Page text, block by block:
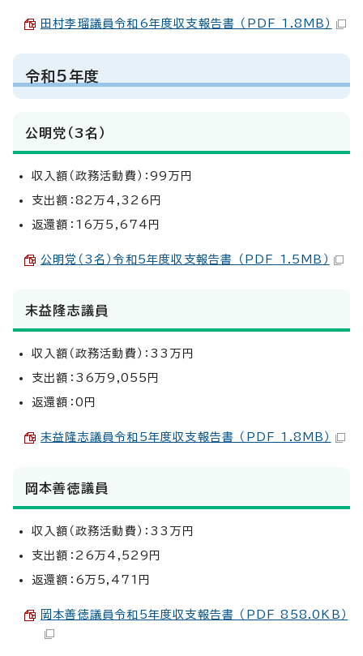
田村李瑠議員令和6年度収支報告書 （PDF 1.8MB）
令和5年度
公明党（3名）
収入額（政務活動費）：99万円
支出額：82万4,326円
返還額：16万5,674円
公明党（3名）令和5年度収支報告書 （PDF 1.5MB）
末益隆志議員
収入額（政務活動費）：33万円
支出額：36万9,055円
返還額：0円
末益隆志議員令和5年度収支報告書 （PDF 1.8MB）
岡本善徳議員
収入額（政務活動費）：33万円
支出額：26万4,529円
返還額：6万5,471円
岡本善徳議員令和5年度収支報告書 （PDF 858.0KB）